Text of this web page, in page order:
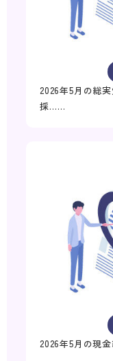
2026年5月の総
採……
2026年5月の現